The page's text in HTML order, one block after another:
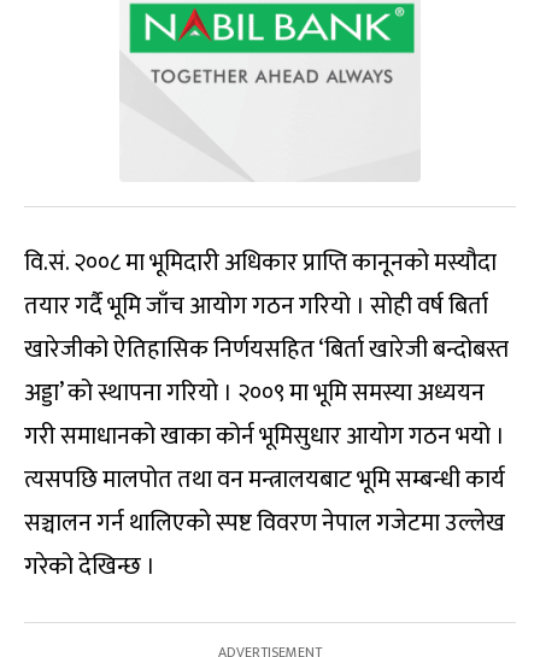
वि.सं. २००८ मा भूमिदारी अधिकार प्राप्ति कानूनको मस्यौदा
तयार गर्दै भूमि जाँच आयोग गठन गरियो । सोही वर्ष बिर्ता
खारेजीको ऐतिहासिक निर्णयसहित ‘बिर्ता खारेजी बन्दोबस्त
अड्डा’ को स्थापना गरियो । २००९ मा भूमि समस्या अध्ययन
गरी समाधानको खाका कोर्न भूमिसुधार आयोग गठन भयो ।
त्यसपछि मालपोत तथा वन मन्त्रालयबाट भूमि सम्बन्धी कार्य
सञ्चालन गर्न थालिएको स्पष्ट विवरण नेपाल गजेटमा उल्लेख
गरेको देखिन्छ ।